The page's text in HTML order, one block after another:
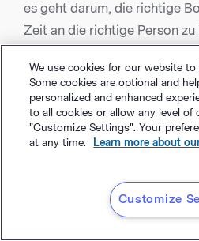
es geht darum, die richtige
Zeit an die richtige Person zu
umzusetzen ist. Den Ansatz
verfeinern, am Puls der
und Ihre Kampagnen werden
kompetitiven Posteingang
Haeufig
We use cookies for our website
Some cookies are optional and
personalized and enhanced
to all cookies or allow any level of
"Customize Settings". Your
at any time.
Learn more about
Customize